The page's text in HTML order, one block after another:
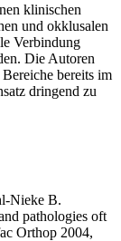
klinischen
und okklusalen
Verbindung
Die Autoren
bereits im
dringend zu
Nieke B.
pathologies oft
Orthop 2004,